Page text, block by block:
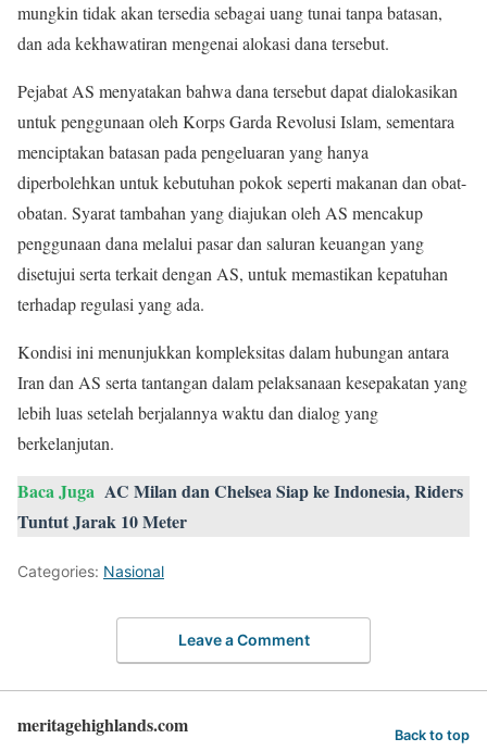
mungkin tidak akan tersedia sebagai uang tunai tanpa batasan,
dan ada kekhawatiran mengenai alokasi dana tersebut.
Pejabat AS menyatakan bahwa dana tersebut dapat dialokasikan
untuk penggunaan oleh Korps Garda Revolusi Islam, sementara
menciptakan batasan pada pengeluaran yang hanya
diperbolehkan untuk kebutuhan pokok seperti makanan dan obat-
obatan. Syarat tambahan yang diajukan oleh AS mencakup
penggunaan dana melalui pasar dan saluran keuangan yang
disetujui serta terkait dengan AS, untuk memastikan kepatuhan
terhadap regulasi yang ada.
Kondisi ini menunjukkan kompleksitas dalam hubungan antara
Iran dan AS serta tantangan dalam pelaksanaan kesepakatan yang
lebih luas setelah berjalannya waktu dan dialog yang
berkelanjutan.
Baca Juga AC Milan dan Chelsea Siap ke Indonesia, Riders
Tuntut Jarak 10 Meter
Categories: Nasional
Leave a Comment
meritagehighlands.com Back to top